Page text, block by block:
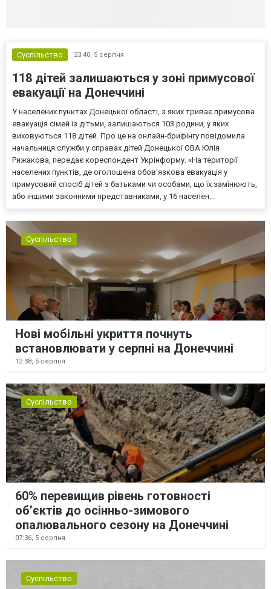
Суспільство 23:40, 5 серпня
118 дітей залишаються у зоні примусової
евакуації на Донеччині
У населених пунктах Донецької області, з яких триває примусова
евакуація сімей із дітьми, залишаються 103 родини, у яких
виховуються 118 дітей. Про це на онлайн-брифінгу повідомила
начальниця служби у справах дітей Донецької ОВА Юлія
Рижакова, передає кореспондент Укрінформу. «На території
населених пунктів, де оголошена обов’язкова евакуація у
примусовий спосіб дітей з батьками чи особами, що їх замінюють,
або іншими законними представниками, у 16 населен...
Суспільство
Нові мобільні укриття почнуть
встановлювати у серпні на Донеччині
12:38, 5 серпня
Суспільство
60% перевищив рівень готовності
об’єктів до осінньо-зимового
опалювального сезону на Донеччині
07:36, 5 серпня
Суспільство